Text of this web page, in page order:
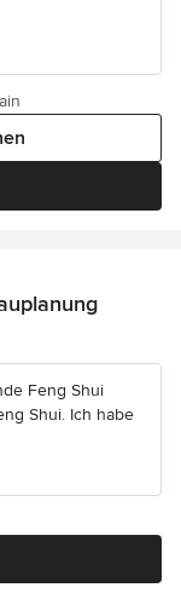
Feng Shui
Shui. Ich habe